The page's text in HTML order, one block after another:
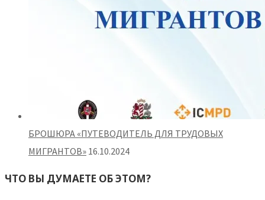
БРОШЮРА «ПУТЕВОДИТЕЛЬ ДЛЯ ТРУДОВЫХ
МИГРАНТОВ» 16.10.2024
ЧТО ВЫ ДУМАЕТЕ ОБ ЭТОМ?